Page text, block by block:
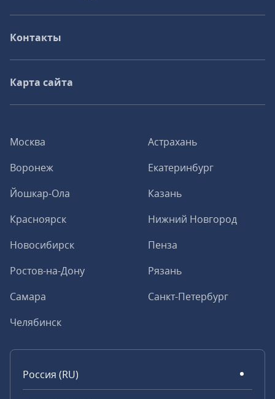
Москва
Астрахань
Воронеж
Екатеринбург
Йошкар-Ола
Казань
Красноярск
Нижний Новгород
Новосибирск
Пенза
Ростов-на-Дону
Рязань
Самара
Санкт-Петербург
Челябинск
Россия (RU)
Контакты
Карта сайта